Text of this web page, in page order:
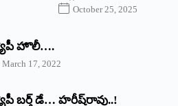
October 25, 2025
హొలీ….
March 17, 2022
బర్త్ ‌డే… హరీష్‌రావు..!